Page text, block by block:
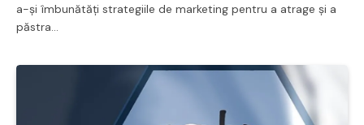
a-și îmbunătăți strategiile de marketing pentru a atrage și a
păstra…